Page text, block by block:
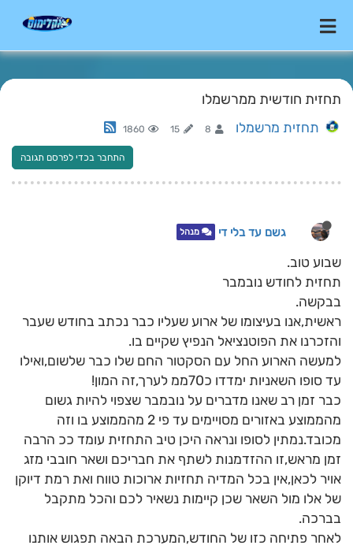
תחזית חודשית ממרשמלו
תחזית מרשמלו 8
15
1860
התחבר בכדי לפרסם תגובה
גשם עד בלי די מנהל
שבוע טוב.
תחזית לחודש נובמבר
בבקשה.
ראשית,אנו בעיצומו של ארוע שעליו כבר נכתב בחודש שעבר
והזכרנו את הפוטנציאל הנפיץ שקיים בו.
למעשה הארוע החל עם הסקטור החם שלו כבר שלשום,ואילו
עד סופו השאניות ימדדו כ70ממ לערך,זה המון!
כבר זמן רב שאנו מדברים על נובמבר שצפוי להיות גשום
מהממוצע באזורים מסויימים עד פי 2 מהממוצע בו וזה
מכובד.נמתין לסופו ונראה היכן טיב התחזית עומד ככ הרבה
זמן מראש,זו ההזדמנות לשתף את חבריכם ושאר חובבי מזג
אויר לכאן,אין בכל המדיה תחזיות ארוכות טווח ואת רמת דיוקן
של אלו מול השאר שכן קיימות נשאיר לכם והכל מתקבל
בברכה.
לאחר פתיחה כזו של החודש,המערכת הבאה תפגוש אותנו